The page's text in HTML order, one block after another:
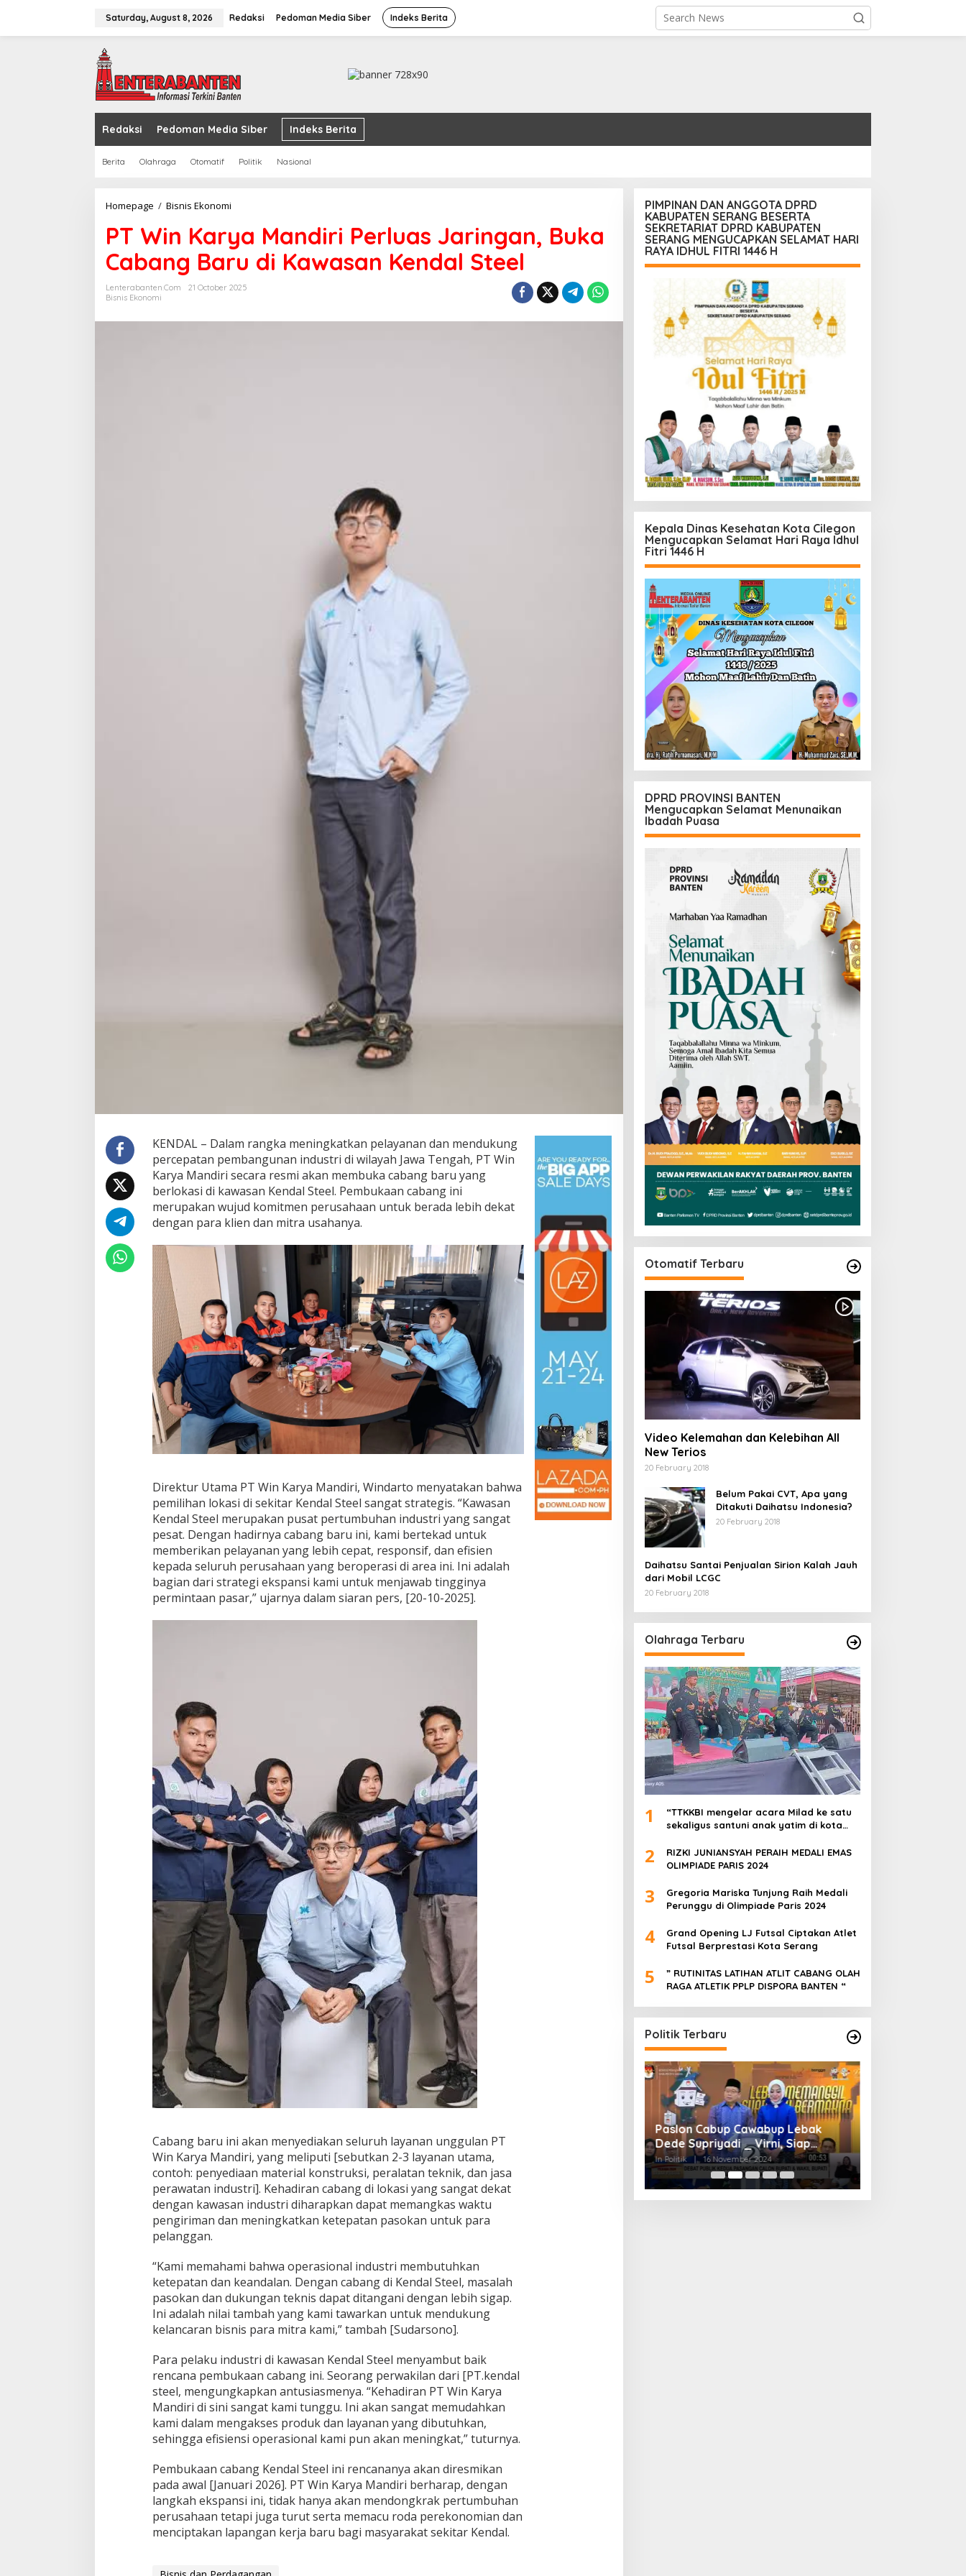
Saturday, August 8, 2026 Redaksi Pedoman Media Siber Indeks Berita
Redaksi Pedoman Media Siber Indeks Berita
Berita Olahraga Otomatif Politik Nasional
Homepage / Bisnis Ekonomi
Karya
Mandiri
Perluas
Jaringan,
Buka
di
PT Win Karya Mandiri Perluas Jaringan, Buka
Cabang Baru di Kawasan Kendal Steel
Lenterabanten.com
21 October 2025
Bisnis Ekonomi
KENDAL – Dalam rangka meningkatkan pelayanan dan mendukung
percepatan pembangunan industri di wilayah Jawa Tengah, PT Win
Karya Mandiri secara resmi akan membuka cabang baru yang
berlokasi di kawasan Kendal Steel. Pembukaan cabang ini
merupakan wujud komitmen perusahaan untuk berada lebih dekat
dengan para klien dan mitra usahanya.
Direktur Utama PT Win Karya Mandiri, Windarto menyatakan bahwa
pemilihan lokasi di sekitar Kendal Steel sangat strategis. “Kawasan
Kendal Steel merupakan pusat pertumbuhan industri yang sangat
pesat. Dengan hadirnya cabang baru ini, kami bertekad untuk
memberikan pelayanan yang lebih cepat, responsif, dan efisien
kepada seluruh perusahaan yang beroperasi di area ini. Ini adalah
bagian dari strategi ekspansi kami untuk menjawab tingginya
permintaan pasar,” ujarnya dalam siaran pers, [20-10-2025].
Cabang baru ini akan menyediakan seluruh layanan unggulan PT
Win Karya Mandiri, yang meliputi [sebutkan 2-3 layanan utama,
contoh: penyediaan material konstruksi, peralatan teknik, dan jasa
perawatan industri]. Kehadiran cabang di lokasi yang sangat dekat
dengan kawasan industri diharapkan dapat memangkas waktu
pengiriman dan meningkatkan ketepatan pasokan untuk para
pelanggan.
“Kami memahami bahwa operasional industri membutuhkan
ketepatan dan keandalan. Dengan cabang di Kendal Steel, masalah
pasokan dan dukungan teknis dapat ditangani dengan lebih sigap.
Ini adalah nilai tambah yang kami tawarkan untuk mendukung
kelancaran bisnis para mitra kami,” tambah [Sudarsono].
Para pelaku industri di kawasan Kendal Steel menyambut baik
rencana pembukaan cabang ini. Seorang perwakilan dari [PT.kendal
steel, mengungkapkan antusiasmenya. “Kehadiran PT Win Karya
Mandiri di sini sangat kami tunggu. Ini akan sangat memudahkan
kami dalam mengakses produk dan layanan yang dibutuhkan,
sehingga efisiensi operasional kami pun akan meningkat,” tuturnya.
Pembukaan cabang Kendal Steel ini rencananya akan diresmikan
pada awal [Januari 2026]. PT Win Karya Mandiri berharap, dengan
langkah ekspansi ini, tidak hanya akan mendongkrak pertumbuhan
perusahaan tetapi juga turut serta memacu roda perekonomian dan
menciptakan lapangan kerja baru bagi masyarakat sekitar Kendal.
PIMPINAN DAN ANGGOTA DPRD
KABUPATEN SERANG BESERTA
SEKRETARIAT DPRD KABUPATEN
SERANG MENGUCAPKAN SELAMAT HARI
RAYA IDHUL FITRI 1446 H
Kepala Dinas Kesehatan Kota Cilegon
Mengucapkan Selamat Hari Raya Idhul
Fitri 1446 H
DPRD PROVINSI BANTEN
Mengucapkan Selamat Menunaikan
Ibadah Puasa
Otomatif Terbaru
Video Kelemahan dan Kelebihan All
New Terios
20 February 2018
Belum Pakai CVT, Apa yang
Ditakuti Daihatsu Indonesia?
20 February 2018
Daihatsu Santai Penjualan Sirion Kalah Jauh
dari Mobil LCGC
20 February 2018
Olahraga Terbaru
1
“TTKKBI mengelar acara Milad ke satu
sekaligus santuni anak yatim di kota
2
RIZKI JUNIANSYAH PERAIH MEDALI EMAS
OLIMPIADE PARIS 2024
3
Gregoria Mariska Tunjung Raih Medali
Perunggu di Olimpiade Paris 2024
4
Grand Opening LJ Futsal Ciptakan Atlet
Futsal Berprestasi Kota Serang
5
” RUTINITAS LATIHAN ATLIT CABANG OLAH
RAGA ATLETIK PPLP DISPORA BANTEN “
Politik Terbaru
Plt DPW Banten dan Siap Gugat
ke Jalur Hukum
In Politik | 31 January 2026
Paslon Cabup Cawabup Lebak
Dede Supriyadi _ Virni, Siap
Realisasikan Program
In Politik 16 November 2024